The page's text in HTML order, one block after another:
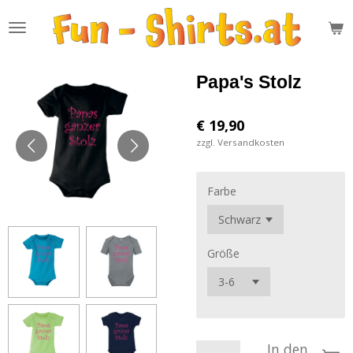
Hauptinhalt
Papa's Stolz
€ 19,90
zzgl. Versandkosten
Farbe
Größe
In den